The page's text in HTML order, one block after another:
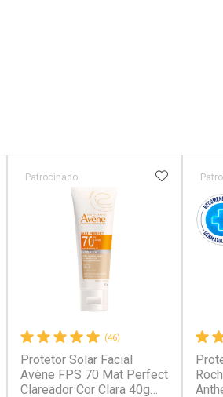
AOS FAVORITOS
(46)
Protetor Solar Facial
Avène FPS 70 Mat Perfect
Clareador Cor Clara 40g
Patrocinado